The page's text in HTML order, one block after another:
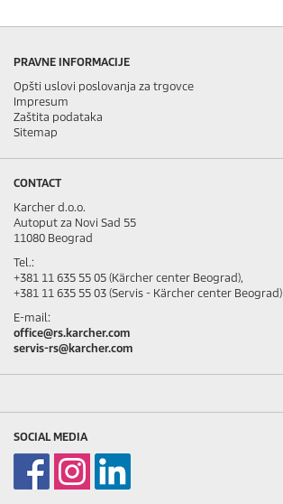
PRAVNE INFORMACIJE
Opšti uslovi poslovanja za trgovce
Impresum
Zaštita podataka
Sitemap
CONTACT
Karcher d.o.o.
Autoput za Novi Sad 55
11080 Beograd
Tel.:
+381 11 635 55 05 (Kärcher center Beograd),
+381 11 635 55 03 (Servis - Kärcher center Beograd)
E-mail:
office@rs.karcher.com
servis-rs@karcher.com
SOCIAL MEDIA